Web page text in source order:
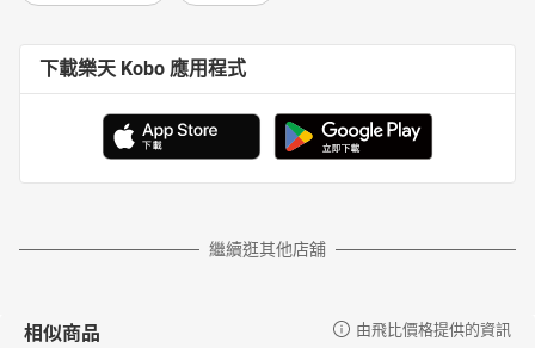
下載樂天 Kobo 應用程式
繼續逛其他店舖
相似商品 由飛比價格提供的資訊